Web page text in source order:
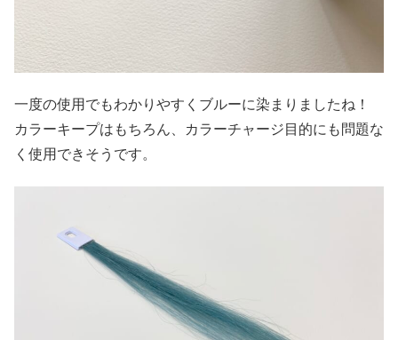
一度の使用でもわかりやすくブルーに染まりましたね！
カラーキープはもちろん、カラーチャージ目的にも問題な
く使用できそうです。